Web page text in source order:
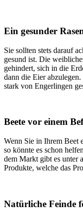
Ein gesunder
Sie sollten stets darauf
gesund ist. Die
gehindert, sich in die
dann die Eier
stark von Engerlingen
Beete vor einem
Wenn Sie in Ihrem Beet
so könnte es schon
dem Markt gibt es unter
Produkte, welche das
Natürliche Feinde